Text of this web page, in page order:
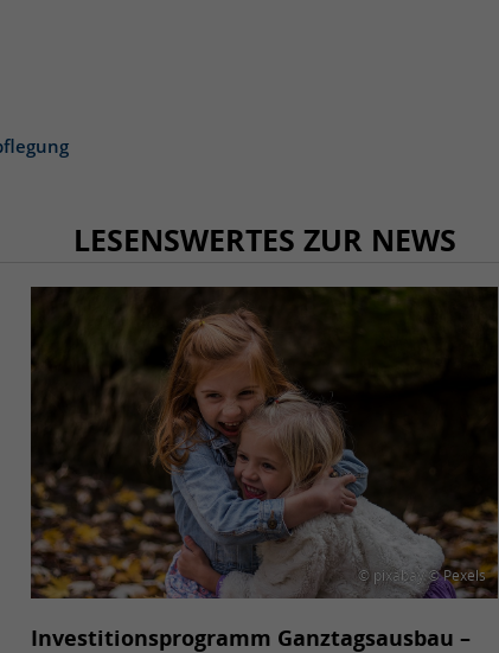
LESENSWERTES ZUR NEWS
© pixabay © Pexels
Investitionsprogramm Ganztagsausbau –